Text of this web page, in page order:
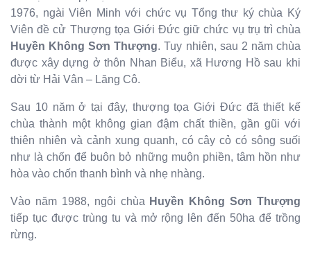
1976, ngài Viên Minh với chức vụ Tổng thư ký chùa Ký
Viên đề cử Thượng tọa Giới Đức giữ chức vụ trụ trì chùa
Huyền Không Sơn Thượng. Tuy nhiên, sau 2 năm chùa
được xây dựng ở thôn Nhan Biểu, xã Hương Hồ sau khi
dời từ Hải Vân – Lăng Cô.
Sau 10 năm ở tại đây, thượng tọa Giới Đức đã thiết kế
chùa thành một không gian đậm chất thiền, gần gũi với
thiên nhiên và cảnh xung quanh, có cây cỏ có sông suối
như là chốn để buôn bỏ những muộn phiền, tâm hồn như
hòa vào chốn thanh bình và nhẹ nhàng.
Vào năm 1988, ngôi chùa Huyền Không Sơn Thượng
tiếp tục được trùng tu và mở rộng lên đến 50ha để trồng
rừng.